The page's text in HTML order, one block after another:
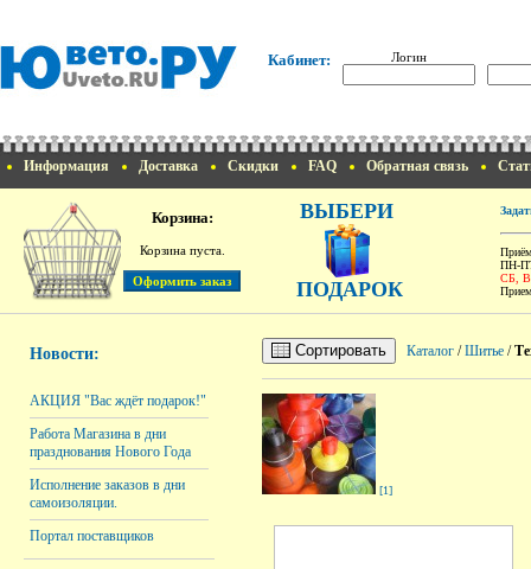
Кабинет: Логин
Информация Доставка Скидки FAQ Обратная связь
Корзина:
Корзина пуста.
ВЫБЕРИ
ПОДАРОК
ПН-
СБ,
Новости:
АКЦИЯ "Вас ждёт подарок!"
Работа Магазина в дни
празднования Нового Года
Исполнение заказов в дни
самоизоляции.
Портал поставщиков
Сортировать Каталог /Шитье /
[1]